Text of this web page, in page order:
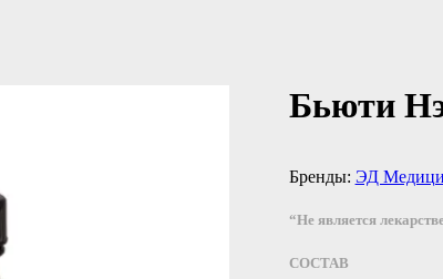
Бьюти
Бренды: ЭД
“Не является
СОСТАВ